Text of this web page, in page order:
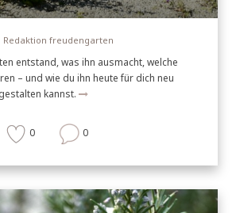
Redaktion freudengarten
entstand, was ihn ausmacht, welche
– und wie du ihn heute für dich neu
kannst.
0 0